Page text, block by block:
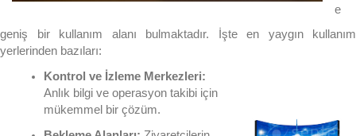
e
geniş bir kullanım alanı bulmaktadır. İşte en yaygın kullanım
yerlerinden bazıları:
Kontrol ve İzleme Merkezleri:
Anlık bilgi ve operasyon takibi için
mükemmel bir çözüm.